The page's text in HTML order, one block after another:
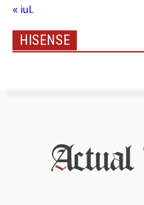
« iul.
HISENSE